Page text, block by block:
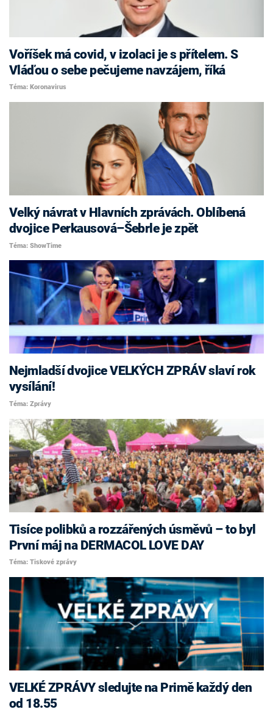
Voříšek má covid, v izolaci je s přítelem. S
Vláďou o sebe pečujeme navzájem, říká
Téma: Koronavirus
Velký návrat v Hlavních zprávách. Oblíbená
dvojice Perkausová–Šebrle je zpět
Téma: ShowTime
Nejmladší dvojice VELKÝCH ZPRÁV slaví rok
vysílání!
Téma: Zprávy
Tisíce polibků a rozzářených úsměvů – to byl
První máj na DERMACOL LOVE DAY
Téma: Tiskové zprávy
VELKÉ ZPRÁVY sledujte na Primě každý den
od 18.55